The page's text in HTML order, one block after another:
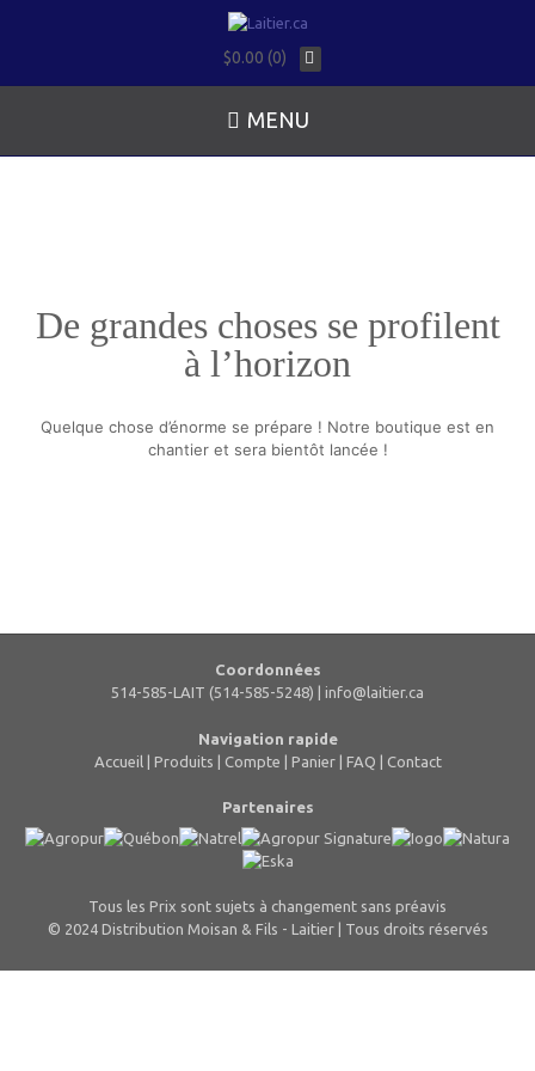
$0.00 (0)
MENU
De grandes choses se profilent
à l’horizon
Quelque chose d’énorme se prépare ! Notre boutique est en
chantier et sera bientôt lancée !
Coordonnées
514-585-LAIT (514-585-5248) | info@laitier.ca
Navigation rapide
Accueil | Produits | Compte | Panier| FAQ | Contact
Partenaires
Tous les Prix sont sujets à changement sans préavis
© 2024 Distribution Moisan & Fils - Laitier | Tous droits réservés